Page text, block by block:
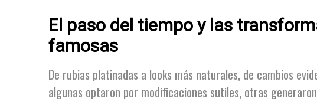
Programación
Contacto
El paso del tiempo y las
famosas
De rubias platinadas a looks más naturales, de cambios
algunas optaron por modificaciones sutiles, otras